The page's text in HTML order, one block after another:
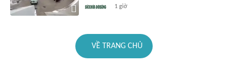
1 giờ
VỀ TRANG CHỦ